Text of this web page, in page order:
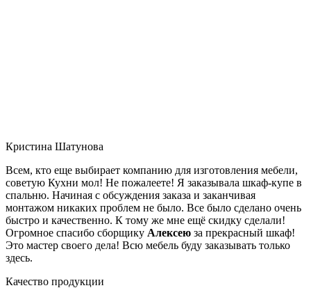
Кристина Шатунова
Всем, кто еще выбирает компанию для изготовления мебели,
советую Кухни мол! Не пожалеете! Я заказывала шкаф-купе в
спальню. Начиная с обсуждения заказа и заканчивая
монтажом никаких проблем не было. Все было сделано очень
быстро и качественно. К тому же мне ещё скидку сделали!
Огромное спасибо сборщику Алексею за прекрасный шкаф!
Это мастер своего дела! Всю мебель буду заказывать только
здесь.
Качество продукции